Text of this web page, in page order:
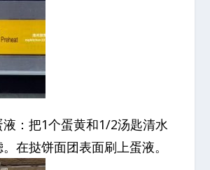
：把1个蛋黄和1/2汤匙清水
在挞饼面团表面刷上蛋液。